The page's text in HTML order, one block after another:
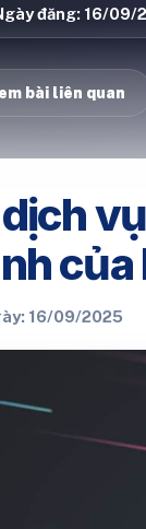
đăng: 16/09/
bài liên quan
của
16/09/2025